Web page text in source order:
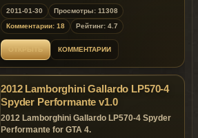
edit & convert: smokey
settings by: rob.zombie
2011-01-30
Просмотры: 11308
Комментарии: 18
Рейтинг: 4.7
КОММЕНТАРИИ
2012 Lamborghini Gallardo LP570-4
Spyder Performante v1.0
2012 Lamborghini Gallardo LP570-4 Spyder
Performante for GTA 4.